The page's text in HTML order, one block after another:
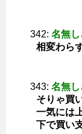
342: 名無
相変わら
343: 名無
そりゃ買
一気には
下で買い